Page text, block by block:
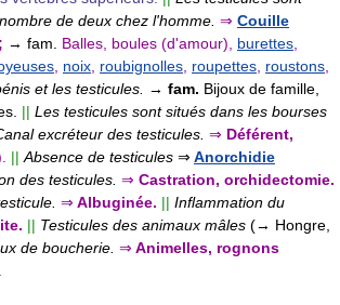
de deux chez l'homme. ⇒ Couille
→ fam. Balles, boules (d'amour), burettes
noix roubignolles roupettes roustons
et les testicules. → fam. Bijoux de famille,
|| Les testicules sont situés dans les bourses
excréteur des testicules. ⇒ Déférent,
|| Absence de testicules ⇒ Anorchidie
des testicules. ⇒ Castration, orchidectomie.
⇒ Albuginée. || Inflammation du
|| Testicules des animaux mâles (→ Hongre,
de boucherie. ⇒ Animelles, rognons